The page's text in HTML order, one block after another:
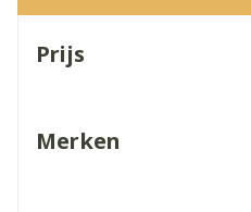
Prijs
Merken